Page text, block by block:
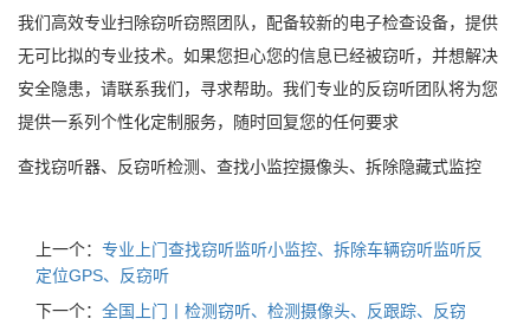
我们高效专业扫除窃听窃照团队，配备较新的电子检查设备，提供
无可比拟的专业技术。如果您担心您的信息已经被窃听，并想解决
安全隐患，请联系我们，寻求帮助。我们专业的反窃听团队将为您
提供一系列个性化定制服务，随时回复您的任何要求
查找窃听器、反窃听检测、查找小监控摄像头、拆除隐藏式监控
上一个： 专业上门查找窃听监听小监控、拆除车辆窃听监听反
定位GPS、反窃听
下一个： 全国上门丨检测窃听、检测摄像头、反跟踪、反窃